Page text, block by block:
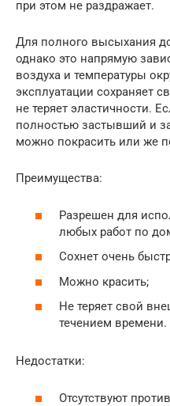
при этом не раздражает.
Для полного высыхания
однако это напрямую
воздуха и температуры
эксплуатации сохраняет
не теряет эластичности.
полностью застывший и
можно покрасить или же
Преимущества:
Разрешен для
любых работ по
Сохнет очень
Можно красить;
Не теряет свой
течением времени.
Недостатки:
Отсутствуют